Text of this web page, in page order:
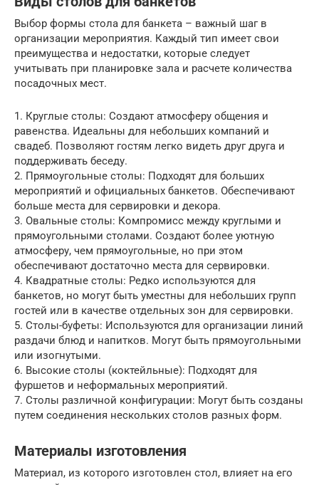
Выбор формы стола для банкета – важный шаг в
организации мероприятия. Каждый тип имеет свои
преимущества и недостатки, которые следует
учитывать при планировке зала и расчете количества
посадочных мест.
1. Круглые столы: Создают атмосферу общения и
равенства. Идеальны для небольших компаний и
свадеб. Позволяют гостям легко видеть друг друга и
поддерживать беседу.
2. Прямоугольные столы: Подходят для больших
мероприятий и официальных банкетов. Обеспечивают
больше места для сервировки и декора.
3. Овальные столы: Компромисс между круглыми и
прямоугольными столами. Создают более уютную
атмосферу, чем прямоугольные, но при этом
обеспечивают достаточно места для сервировки.
4. Квадратные столы: Редко используются для
банкетов, но могут быть уместны для небольших групп
гостей или в качестве отдельных зон для сервировки.
5. Столы-буфеты: Используются для организации линий
раздачи блюд и напитков. Могут быть прямоугольными
или изогнутыми.
6. Высокие столы (коктейльные): Подходят для
фуршетов и неформальных мероприятий.
7. Столы различной конфигурации: Могут быть созданы
путем соединения нескольких столов разных форм.
Материалы изготовления
Материал, из которого изготовлен стол, влияет на его